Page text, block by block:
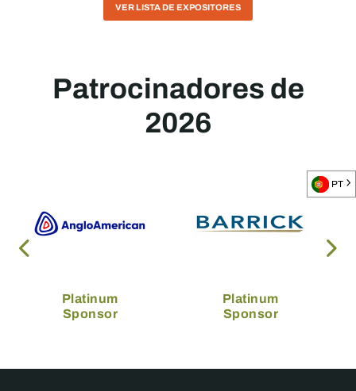
VER LISTA DE EXPOSITORES
Patrocinadores de
2026
Platinum
Sponsor
Platinum
Sponsor
PT